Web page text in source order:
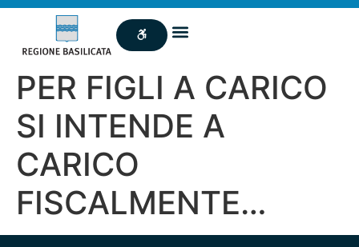
PER FIGLI A CARICO
SI INTENDE A
CARICO
FISCALMENTE…